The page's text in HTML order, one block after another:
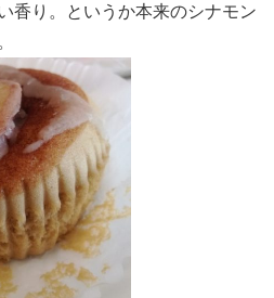
香り。というか本来のシナモン